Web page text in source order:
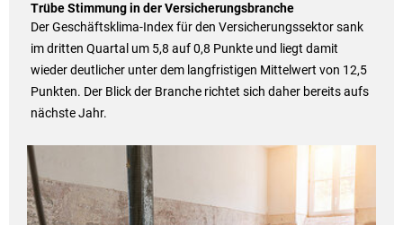
Trübe Stimmung in der Versicherungsbranche
Der Geschäftsklima-Index für den Versicherungssektor sank
im dritten Quartal um 5,8 auf 0,8 Punkte und liegt damit
wieder deutlicher unter dem langfristigen Mittelwert von 12,5
Punkten. Der Blick der Branche richtet sich daher bereits aufs
nächste Jahr.